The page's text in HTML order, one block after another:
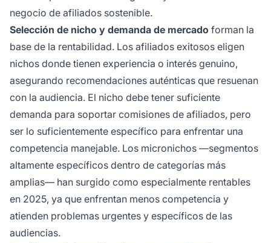
negocio de afiliados sostenible.
Selección de nicho y demanda de mercado forman la
base de la rentabilidad. Los afiliados exitosos eligen
nichos donde tienen experiencia o interés genuino,
asegurando recomendaciones auténticas que resuenan
con la audiencia. El nicho debe tener suficiente
demanda para soportar comisiones de afiliados, pero
ser lo suficientemente específico para enfrentar una
competencia manejable. Los micronichos —segmentos
altamente específicos dentro de categorías más
amplias— han surgido como especialmente rentables
en 2025, ya que enfrentan menos competencia y
atienden problemas urgentes y específicos de las
audiencias.